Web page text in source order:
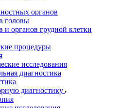
органов
головы
и органов грудной клетки
процедуры
исследования
диагностика
диагностику